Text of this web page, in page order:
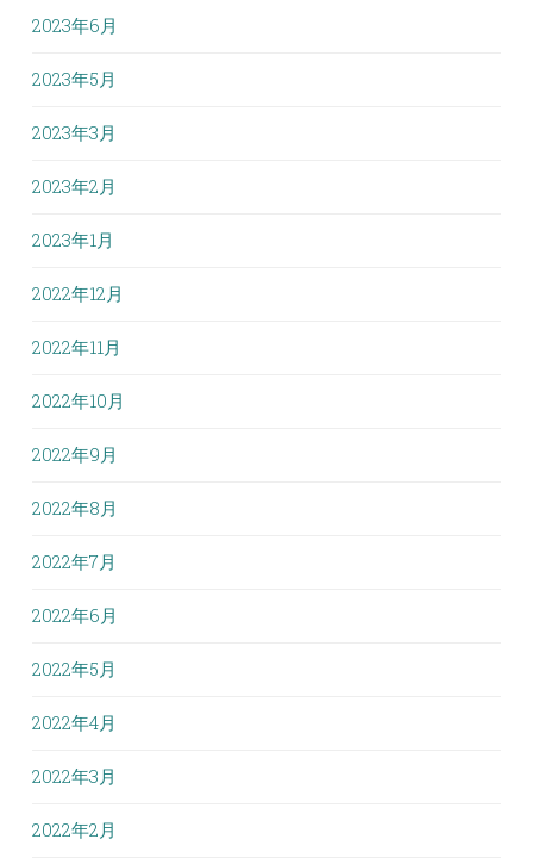
2023年6月
2023年5月
2023年3月
2023年2月
2023年1月
2022年12月
2022年11月
2022年10月
2022年9月
2022年8月
2022年7月
2022年6月
2022年5月
2022年4月
2022年3月
2022年2月